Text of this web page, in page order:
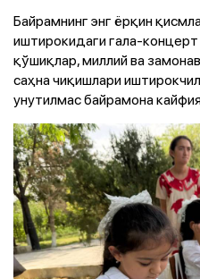
Байрамнинг энг ёрқин
иштирокидаги гала-
қўшиқлар, миллий ва
саҳна чиқишлари
унутилмас байрамона